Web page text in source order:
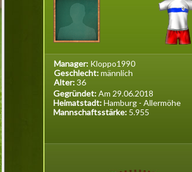
Manager: Kloppo1990
Geschlecht:männlich
Alter:36
Gegründet:Am 29.06.2018
Heimatstadt:Hamburg - Allermöhe
Mannschaftsstärke: 5.955